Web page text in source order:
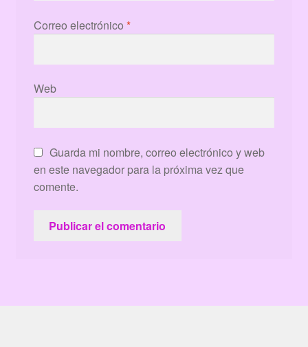
Correo electrónico *
Web
Guarda mi nombre, correo electrónico y web
en este navegador para la próxima vez que
comente.